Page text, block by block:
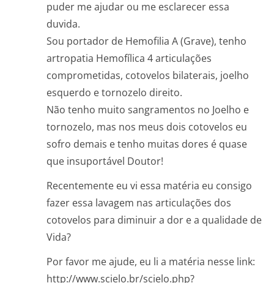
puder me ajudar ou me esclarecer essa
duvida.
Sou portador de Hemofilia A (Grave), tenho
artropatia Hemofílica 4 articulações
comprometidas, cotovelos bilaterais, joelho
esquerdo e tornozelo direito.
Não tenho muito sangramentos no Joelho e
tornozelo, mas nos meus dois cotovelos eu
sofro demais e tenho muitas dores é quase
que insuportável Doutor!
Recentemente eu vi essa matéria eu consigo
fazer essa lavagem nas articulações dos
cotovelos para diminuir a dor e a qualidade de
Vida?
Por favor me ajude, eu li a matéria nesse link:
http://www.scielo.br/scielo.php?